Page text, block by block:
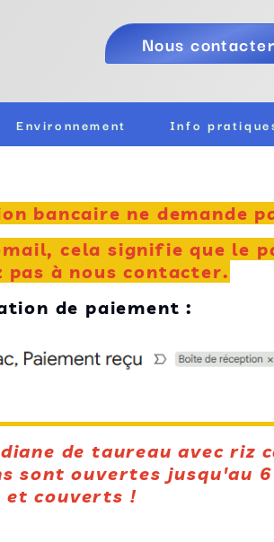
Environnement Info
Nous contacter
bancaire ne demande
cela signifie que le
pas à nous contacter.
de paiement :
de taureau avec riz
sont ouvertes jusqu'au
et couverts !